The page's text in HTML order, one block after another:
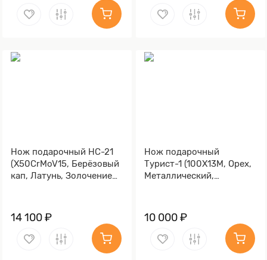
Нож подарочный НС-21
(X50CrMoV15, Берёзовый
кап, Латунь, Золочение
14 100 ₽
Нож подарочный
Турист-1 (100Х13М, Орех,
Металлический,
10 000 ₽